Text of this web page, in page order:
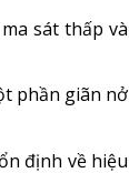
sát thấp và
phần giãn nở
định về hiệu